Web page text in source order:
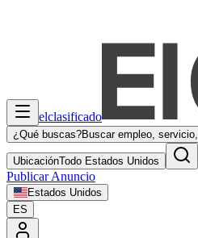
elclasificado
¿Qué buscas?Buscar empleo,
UbicaciónTodo Estados Unidos
Publicar Anuncio
Estados Unidos
ES